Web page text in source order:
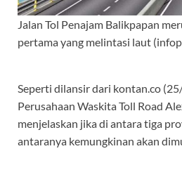
Jalan Tol Penajam Balikpapan
pertama yang melintasi laut
Seperti dilansir dari kontan.co
Perusahaan Waskita Toll Road
menjelaskan jika di antara tiga
antaranya kemungkinan akan